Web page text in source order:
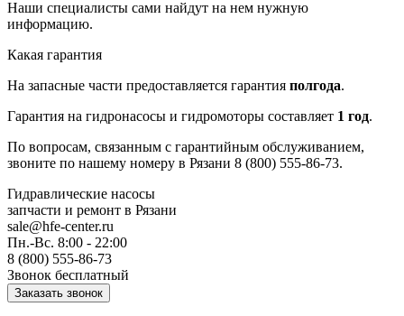
Наши специалисты сами найдут на нем нужную
информацию.
Какая гарантия
На запасные части предоставляется гарантия полгода.
Гарантия на гидронасосы и гидромоторы составляет 1 год.
По вопросам, связанным с гарантийным обслуживанием,
звоните по нашему номеру в Рязани 8 (800) 555-86-73.
Гидравлические насосы
запчасти и ремонт в Рязани
sale@hfe-center.ru
Пн.-Вс. 8:00 - 22:00
8 (800) 555-86-73
Звонок бесплатный